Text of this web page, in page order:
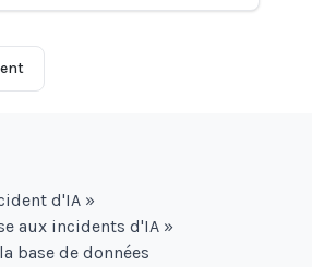
d'IA »
aux incidents d'IA »
base de données